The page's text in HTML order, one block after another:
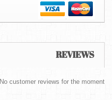
REVIEWS
No customer reviews for the moment.